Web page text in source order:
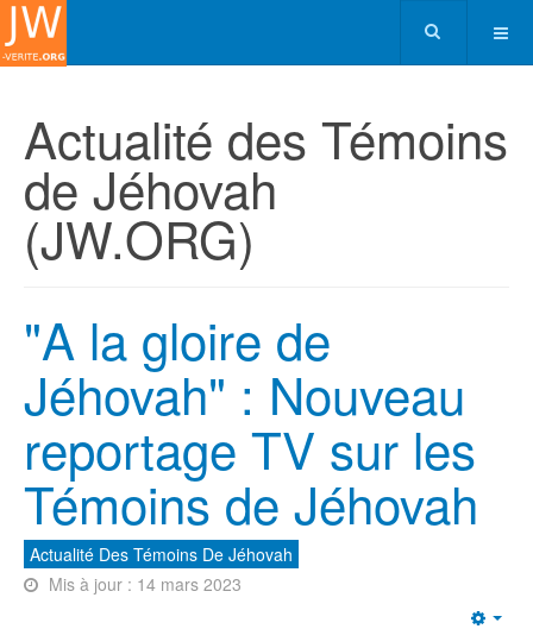
Actualité des Témoins
de Jéhovah
(JW.ORG)
"A la gloire de
Jéhovah" : Nouveau
reportage TV sur les
Témoins de Jéhovah
Actualité Des Témoins De Jéhovah
Mis à jour : 14 mars 2023